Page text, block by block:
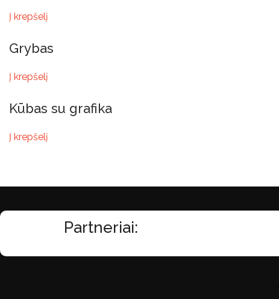
Į krepšelį
Grybas
Į krepšelį
Kūbas su grafika
Į krepšelį
Partneriai: